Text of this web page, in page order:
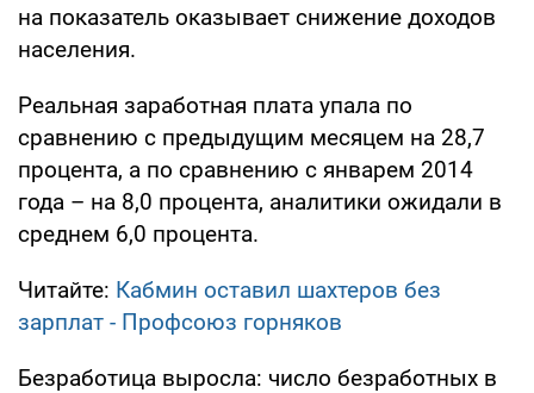
на показатель оказывает снижение доходов
населения.
Реальная заработная плата упала по
сравнению с предыдущим месяцем на 28,7
процента, а по сравнению с январем 2014
года – на 8,0 процента, аналитики ожидали в
среднем 6,0 процента.
Читайте: Кабмин оставил шахтеров без
зарплат - Профсоюз горняков
Безработица выросла: число безработных в